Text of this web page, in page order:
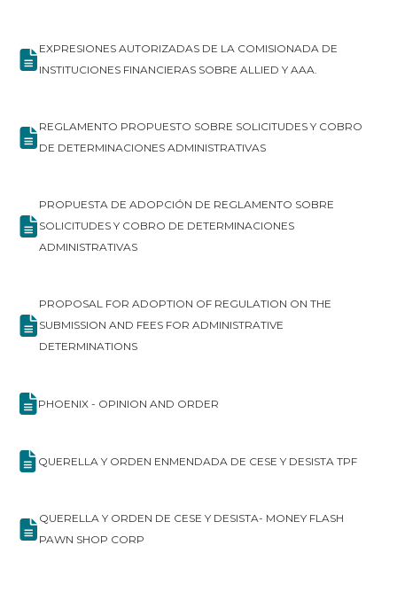
EXPRESIONES AUTORIZADAS DE LA COMISIONADA DE
INSTITUCIONES FINANCIERAS SOBRE ALLIED Y AAA.
REGLAMENTO PROPUESTO SOBRE SOLICITUDES Y COBRO
DE DETERMINACIONES ADMINISTRATIVAS
PROPUESTA DE ADOPCIÓN DE REGLAMENTO SOBRE
SOLICITUDES Y COBRO DE DETERMINACIONES
ADMINISTRATIVAS
PROPOSAL FOR ADOPTION OF REGULATION ON THE
SUBMISSION AND FEES FOR ADMINISTRATIVE
DETERMINATIONS
PHOENIX - OPINION AND ORDER
QUERELLA Y ORDEN ENMENDADA DE CESE Y DESISTA TPF
QUERELLA Y ORDEN DE CESE Y DESISTA- MONEY FLASH
PAWN SHOP CORP